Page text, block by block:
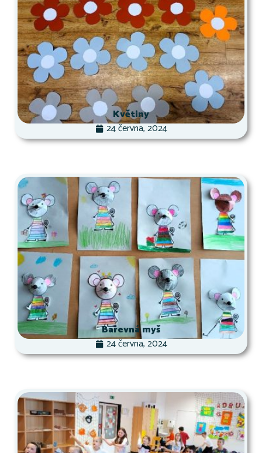
Květiny
24 června, 2024
Barevná myš
24 června, 2024